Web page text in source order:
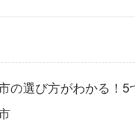
の選び方がわかる！